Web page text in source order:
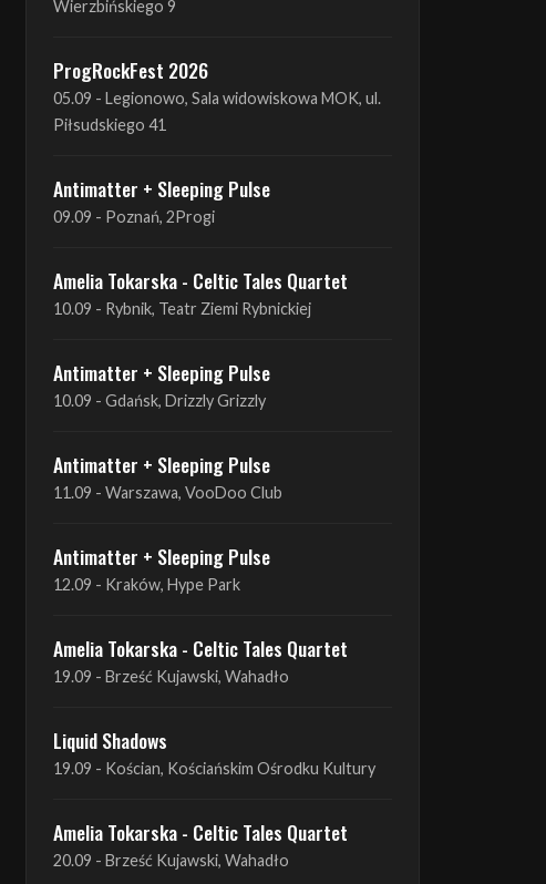
05.09 - Legionowo, Sala widowiskowa MOK, ul.
Antimatter + Sleeping Pulse
09.09 - Poznań, 2Progi
Amelia Tokarska - Celtic Tales Quartet
10.09 - Rybnik, Teatr Ziemi Rybnickiej
Antimatter + Sleeping Pulse
10.09 - Gdańsk, Drizzly Grizzly
Antimatter + Sleeping Pulse
11.09 - Warszawa, VooDoo Club
Antimatter + Sleeping Pulse
12.09 - Kraków, Hype Park
Amelia Tokarska - Celtic Tales Quartet
19.09 - Brześć Kujawski, Wahadło
Liquid Shadows
19.09 - Kościan, Kościańskim Ośrodku Kultury
Amelia Tokarska - Celtic Tales Quartet
20.09 - Brześć Kujawski, Wahadło
Red Sand
01.10 - Poznań, Klub Pod Minogą